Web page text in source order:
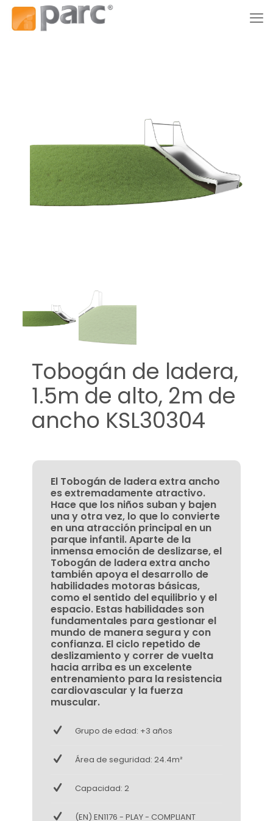
Tobogán de ladera,
1.5m de alto, 2m de
ancho KSL30304
El Tobogán de ladera extra ancho
es extremadamente atractivo.
Hace que los niños suban y bajen
una y otra vez, lo que lo convierte
en una atracción principal en un
parque infantil. Aparte de la
inmensa emoción de deslizarse, el
Tobogán de ladera extra ancho
también apoya el desarrollo de
habilidades motoras básicas,
como el sentido del equilibrio y el
espacio. Estas habilidades son
fundamentales para gestionar el
mundo de manera segura y con
confianza. El ciclo repetido de
deslizamiento y correr de vuelta
hacia arriba es un excelente
entrenamiento para la resistencia
cardiovascular y la fuerza
muscular.
Grupo de edad: +3 años
Área de seguridad: 24.4m²
Capacidad: 2
(EN) EN1176 - PLAY - COMPLIANT